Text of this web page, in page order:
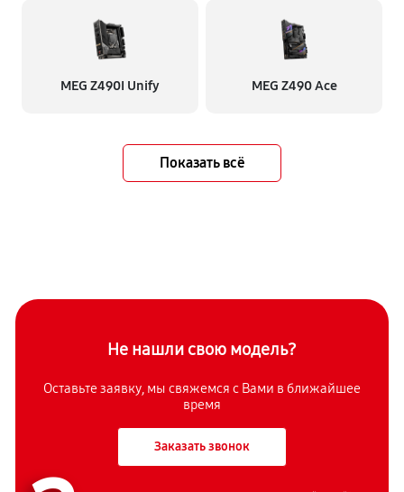
MEG Z490I Unify MEG Z490 Ace
Показать всё
Не нашли свою модель?
Оставьте заявку, мы свяжемся с Вами в ближайшее
время
Заказать звонок